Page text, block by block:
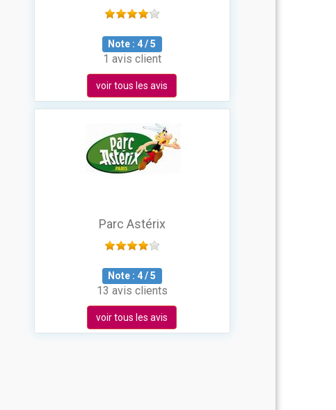
Note : 4/5
1 avis client
voir tous les avis
Parc Astérix
Note : 4/5
13 avis clients
voir tous les avis